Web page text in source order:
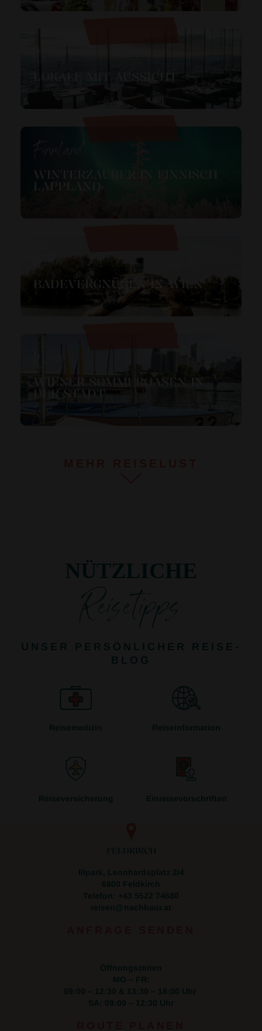
LOKALE MIT AUSSICHT
Wien
BADEVERGNÜGEN IN WIEN
WIENER SOMMEROASEN IN
DER STADT
NÜTZLICHE
Reisetipps
UNSER PERSÖNLICHER REISE-
BLOG
Reisemedizin Reiseinformation
Reiseversicherung Einreisevorschriften
FELDKIRCH
Illpark, Leonhardsplatz 2/4
6800 Feldkirch
Telefon: +43 5522 74680
reisen
nachbaur.at
Öffnungszeiten
MO – FR:
09:00 – 12:30 & 13:30 – 18:00 Uhr
SA: 09:00 – 12:30 Uhr